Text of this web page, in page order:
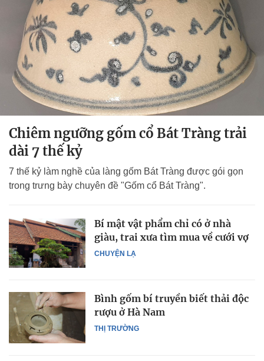
Chiêm ngưỡng gốm cổ Bát Tràng trải
dài 7 thế kỷ
7 thế kỷ làm nghề của làng gốm Bát Tràng được gói gọn
trong trưng bày chuyên đề "Gốm cổ Bát Tràng".
CHUYỆN LẠ
Bí mật vật phẩm chỉ có ở nhà
giàu, trai xưa tìm mua về cưới vợ
THỊ TRƯỜNG
Bình gốm bí truyền biết thải độc
rượu ở Hà Nam